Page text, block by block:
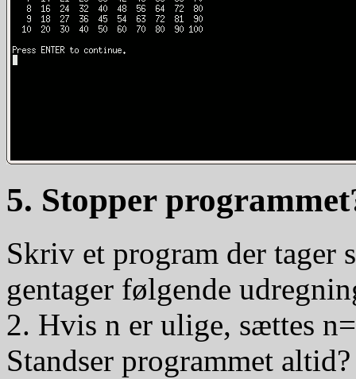
5. Stopper
Skriv et program der tager
gentager følgende
2. Hvis n er ulige, sættes
Standser programmet altid?